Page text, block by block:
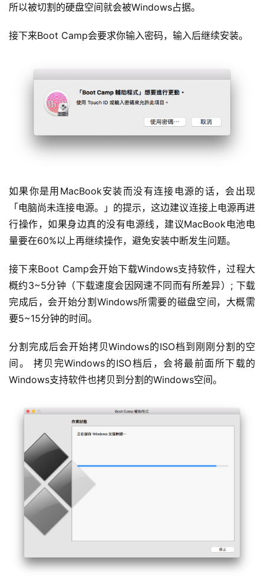
所以被切割的硬盘空间就会被Windows占据。
接下来Boot Camp会要求你输入密码，输入后继续安装。
如果你是用MacBook安装而没有连接电源的话，会出现
「电脑尚未连接电源。」的提示，这边建议连接上电源再进
行操作，如果身边真的没有电源线，建议MacBook电池电
量要在60%以上再继续操作，避免安装中断发生问题。
接下来Boot Camp会开始下载Windows支持软件，过程大
概约3~5分钟（下载速度会因网速不同而有所差异）; 下载
完成后，会开始分割Windows所需要的磁盘空间，大概需
要5~15分钟的时间。
分割完成后会开始拷贝Windows的ISO档到刚刚分割的空
间。 拷贝完Windows的ISO档后，会将最前面所下载的
Windows支持软件也拷贝到分割的Windows空间。